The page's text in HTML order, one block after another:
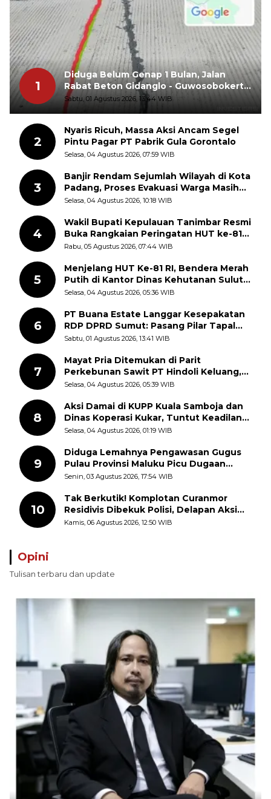
1
Diduga Belum Genap 1 Bulan, Jalan
Rabat Beton Gidanglo - Guwosobokerto
Sudah Pecah
Sabtu, 01 Agustus 2026, 13:44 WIB
2
Nyaris Ricuh, Massa Aksi Ancam Segel
Pintu Pagar PT Pabrik Gula Gorontalo
Selasa, 04 Agustus 2026, 07:59 WIB
3
Banjir Rendam Sejumlah Wilayah di Kota
Padang, Proses Evakuasi Warga Masih
Berlangsung
Selasa, 04 Agustus 2026, 10:18 WIB
4
Wakil Bupati Kepulauan Tanimbar Resmi
Buka Rangkaian Peringatan HUT ke-81
Kemerdekaan RI, ASN Diajak Perkuat
Rabu, 05 Agustus 2026, 07:44 WIB
5
Menjelang HUT Ke-81 RI, Bendera Merah
Putih di Kantor Dinas Kehutanan Sulut
Disorot Warga
Selasa, 04 Agustus 2026, 05:36 WIB
6
PT Buana Estate Langgar Kesepakatan
RDP DPRD Sumut: Pasang Pilar Tapal
Batas Sepihak Tanpa Libatkan
Sabtu, 01 Agustus 2026, 13:41 WIB
7
Mayat Pria Ditemukan di Parit
Perkebunan Sawit PT Hindoli Keluang,
Polisi Selidiki Penyebab Kematian
Selasa, 04 Agustus 2026, 05:39 WIB
8
Aksi Damai di KUPP Kuala Samboja dan
Dinas Koperasi Kukar, Tuntut Keadilan
dan Kesempatan Kerja yang Adil
Selasa, 04 Agustus 2026, 01:19 WIB
9
Diduga Lemahnya Pengawasan Gugus
Pulau Provinsi Maluku Picu Dugaan
Pungli terhadap Nelayan Bale-Bale di
Senin, 03 Agustus 2026, 17:54 WIB
10
Tak Berkutik! Komplotan Curanmor
Residivis Dibekuk Polisi, Delapan Aksi
Curanmor Di Candipuro Terungkap
Kamis, 06 Agustus 2026, 12:50 WIB
Opini
Tulisan terbaru dan update